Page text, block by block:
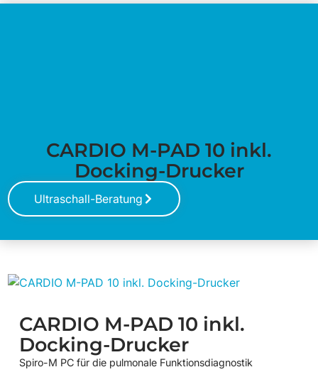
CARDIO M-PAD 10 inkl.
Docking-Drucker
Ultraschall-Beratung
CARDIO M-PAD 10 inkl.
Docking-Drucker
Spiro-M PC für die pulmonale Funktionsdiagnostik